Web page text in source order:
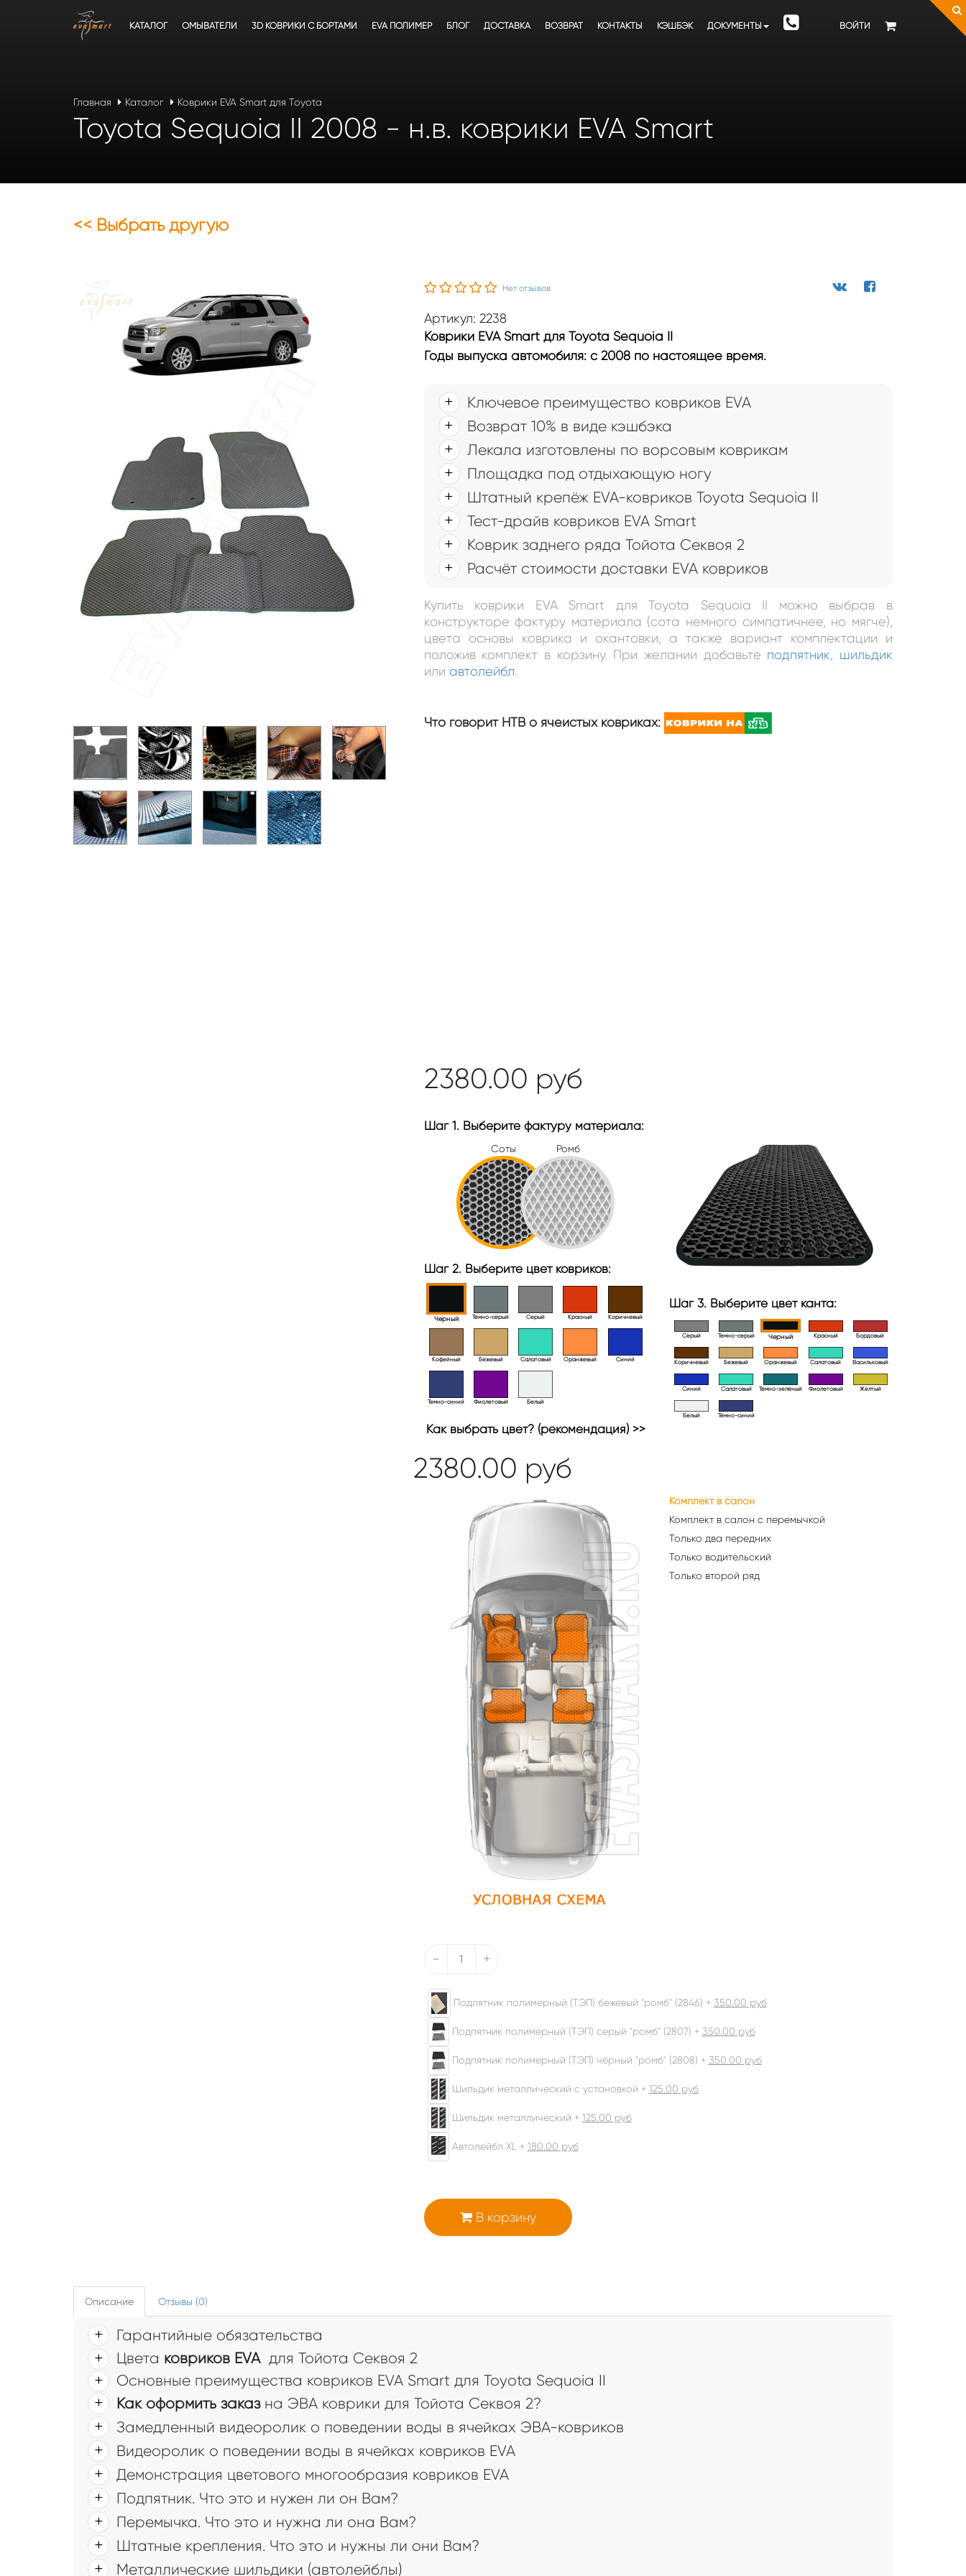
ВОЙТИ
КАТАЛОГ ОМЫВАТЕЛИ 3D КОВРИКИ C БОРТАМИ EVA ПОЛИМЕР БЛОГ ДОСТАВКА ВОЗВРАТ КОНТАКТЫ КЭШБЭК ДОКУМЕНТЫ
Главная Каталог Коврики EVA Smart для Toyota
Toyota Sequoia II 2008 - н.в. коврики EVA Smart
<< Выбрать другую
Нет отзывов
Артикул: 2238
Коврики EVA Smart для Toyota Sequoia II
Годы выпуска автомобиля: с 2008 по настоящее время.
Ключевое преимущество ковриков EVA
Возврат 10% в виде кэшбэка
Лекала изготовлены по ворсовым коврикам
Площадка под отдыхающую ногу
Штатный крепёж EVA-ковриков Toyota Sequoia II
Тест-драйв ковриков EVA Smart
Коврик заднего ряда Тойота Секвоя 2
Расчёт стоимости доставки EVA ковриков
Купить коврики EVA Smart для Toyota Sequoia II можно выбрав в
конструкторе фактуру материала (сота немного симпатичнее, но мягче),
цвета основы коврика и окантовки, а также вариант комплектации и
положив комплект в корзину. При желании добавьте подпятник
шильдик
или автолейбл.
Что говорит НТВ о ячеистых ковриках:
2380.00 руб
Шаг 1. Выберите фактуру материала:
Соты Ромб
Шаг 2. Выберите цвет ковриков:
Черный Тёмно-серый Серый Красный Коричневый
Кофейный Бежевый Салатовый Оранжевый Синий
Темно-синий Фиолетовый Белый
Как выбрать цвет? (рекомендация) >>
Шаг 3. Выберите цвет канта:
Серый Темно-серый Черный Красный Бордовый
Коричневый Бежевый Оранжевый Салатовый Васильковый
Синий Салатовый Тёмно-зелёный Фиолетовый Желтый
Белый Тёмно-синий
2380.00 руб
Комплект в салон
Комплект в салон с перемычкой
Только два передних
Только водительский
Только второй ряд
- +
Подпятник полимерный (ТЭП) бежевый "ромб" (2846) + 350.00 руб
Подпятник полимерный (ТЭП) серый "ромб" (2807) + 350.00 руб
Подпятник полимерный (ТЭП) чёрный "ромб" (2808) + 350.00 руб
Шильдик металлический с установкой + 125.00 руб
Шильдик металлический + 125.00 руб
Автолейбл XL + 180.00 руб
В корзину
Описание Отзывы (0)
Гарантийные обязательства
Цвета ковриков EVAдля Тойота Секвоя 2
Основные преимущества ковриков EVA Smart для Toyota Sequoia II
Как оформить заказна ЭВА коврики для Тойота Секвоя 2?
Замедленный видеоролик о поведении воды в ячейках ЭВА-ковриков
Видеоролик о поведении воды в ячейках ковриков EVA
Демонстрация цветового многообразия ковриков EVA
Подпятник. Что это и нужен ли он Вам?
Перемычка. Что это и нужна ли она Вам?
Штатные крепления. Что это и нужны ли они Вам?
Металлические шильдики (автолейблы)